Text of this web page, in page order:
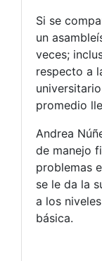
Si se
un
veces;
respecto a
promedio
Andrea
de manejo
problemas
se le da la
a los
básica.